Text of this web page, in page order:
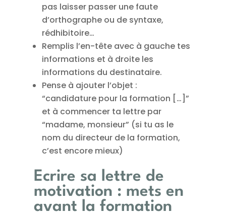
pas laisser passer une faute
d’orthographe ou de syntaxe,
rédhibitoire…
Remplis l’en-tête avec à gauche tes
informations et à droite les
informations du destinataire.
Pense à ajouter l’objet :
“candidature pour la formation […]”
et à commencer ta lettre par
“madame, monsieur” (si tu as le
nom du directeur de la formation,
c’est encore mieux)
Ecrire sa lettre de
motivation : mets en
avant la formation